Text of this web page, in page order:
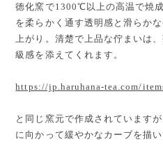
徳化窯で1300℃以上の高温で焼
を柔らかく通す透明感と滑らか
上がり。清楚で上品な佇まいは
級感を添えてくれます。
https://jp.haruhana-tea.com/
と同じ窯元で作成されています
に向かって緩やかなカーブを描い